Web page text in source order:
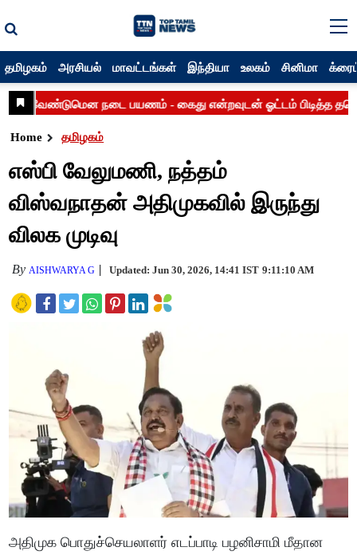
தமிழகம் அரசியல் மாவட்டங்கள் இந்தியா உலகம் சினிமா
Home தமிழகம்
எஸ்பி வேலுமணி, நத்தம்
விஸ்வநாதன் அதிமுகவில் இருந்து
விலக முடிவு
By AISHWARYA G Updated: Jun 30, 2026, 14:41 IST 9:11:10 AM
அதிமுக பொதுச்செயலாளர் எடப்பாடி பழனிசாமி மீதான